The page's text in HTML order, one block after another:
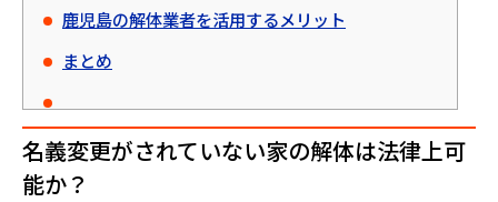
鹿児島の解体業者を活用するメリット
まとめ
名義変更がされていない家の解体は法律上可
能か？